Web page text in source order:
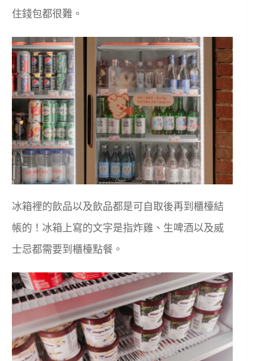
住錢包都很難。
冰箱裡的飲品以及飲品都是可自取後再到櫃檯結
帳的！冰箱上寫的文字是指炸雞、生啤酒以及威
士忌都需要到櫃檯點餐。